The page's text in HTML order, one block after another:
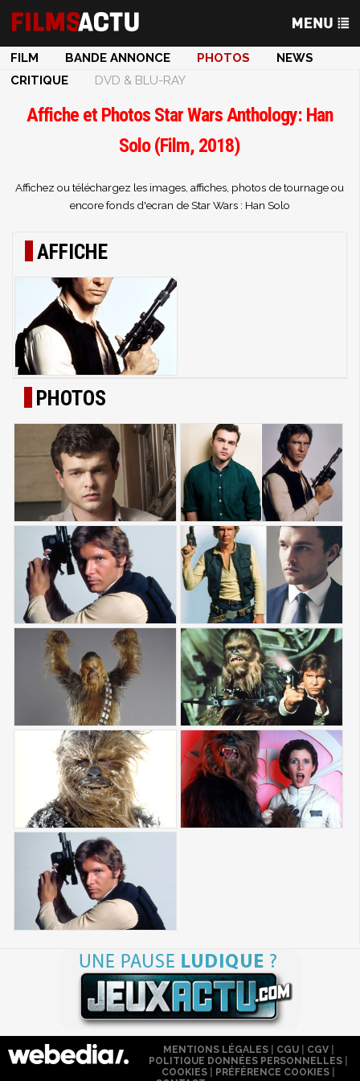
FILM BANDE ANNONCE PHOTOS
NEWS
CRITIQUE
DVD & BLU-RAY
Affiche et Photos Star Wars Anthology: Han
Solo (Film, 2018)
Affichez ou téléchargez les images, affiches, photos de tournage ou
encore fonds d'ecran de Star Wars : Han Solo
AFFICHE
PHOTOS
MENTIONS LÉGALES| CGU| CGV|
POLITIQUE DONNÉES PERSONNELLES
COOKIES
PRÉFÉRENCE COOKIES